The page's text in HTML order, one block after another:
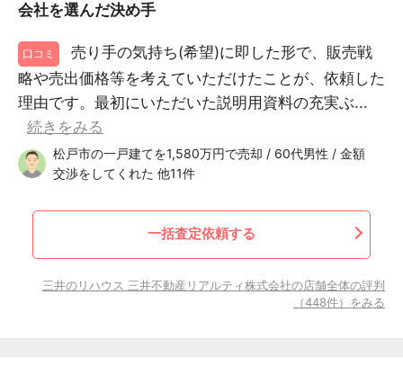
会社を選んだ決め手
口コミ
売り手の気持ち(希望)に即した形で、販売戦
略や売出価格等を考えていただけたことが、依頼した
理由です。最初にいただいた説明用資料の充実ぶ...
続きをみる
松戸市の一戸建てを1,580万円で売却 / 60代男性 / 金額
交渉をしてくれた 他11件
一括査定依頼する
三井のリハウス 三井不動産リアルティ株式会社の店舗全体の評判
（448件）をみる